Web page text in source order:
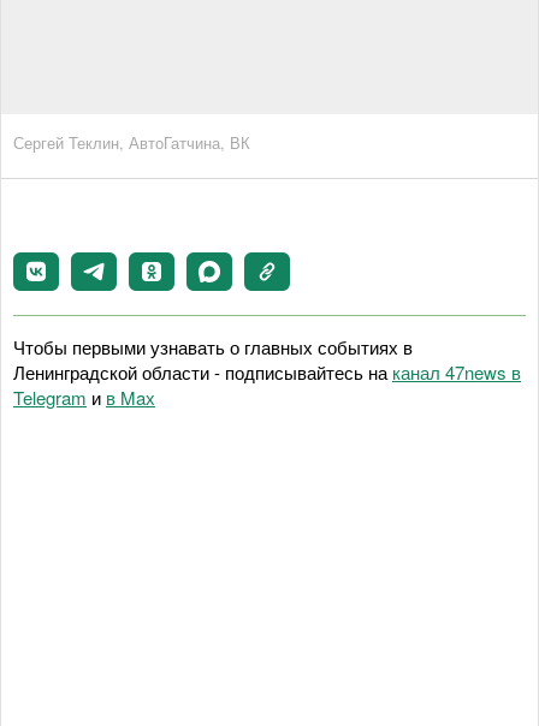
Сергей Теклин, АвтоГатчина, ВК
Чтобы первыми узнавать о главных событиях в
Ленинградской области - подписывайтесь на канал 47news в
Telegram и в Maх